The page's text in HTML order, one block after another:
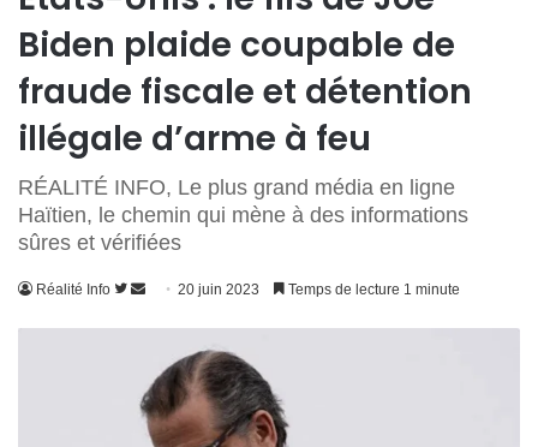
Biden plaide coupable de
fraude fiscale et détention
illégale d’arme à feu
RÉALITÉ INFO, Le plus grand média en ligne
Haïtien, le chemin qui mène à des informations
sûres et vérifiées
Réalité Info
Suivre
Envoyer20 juin 2023 Temps de lecture 1 minute